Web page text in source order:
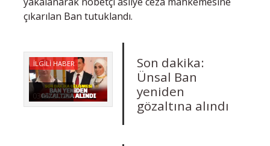
çıkarılan Ban tutuklandı.
03.09.2022
Son dakika:
Ünsal Ban
yeniden
gözaltına alındı
İLGİLİ HABER